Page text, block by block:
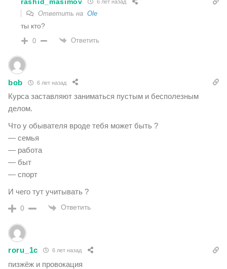
6 лет назад
Ответить на Ole
ты кто?
0 Ответить
bob 6 лет назад
Курса заставляют заниматься пустым и бесполезным
делом.
Что у обывателя вроде тебя может быть ?
— семья
— работа
— быт
— спорт
И чего тут учитывать ?
0 Ответить
roru_1c 6 лет назад
пизжёж и провокация